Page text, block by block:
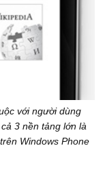
với người dùng
3 nền tảng lớn là
Windows Phone